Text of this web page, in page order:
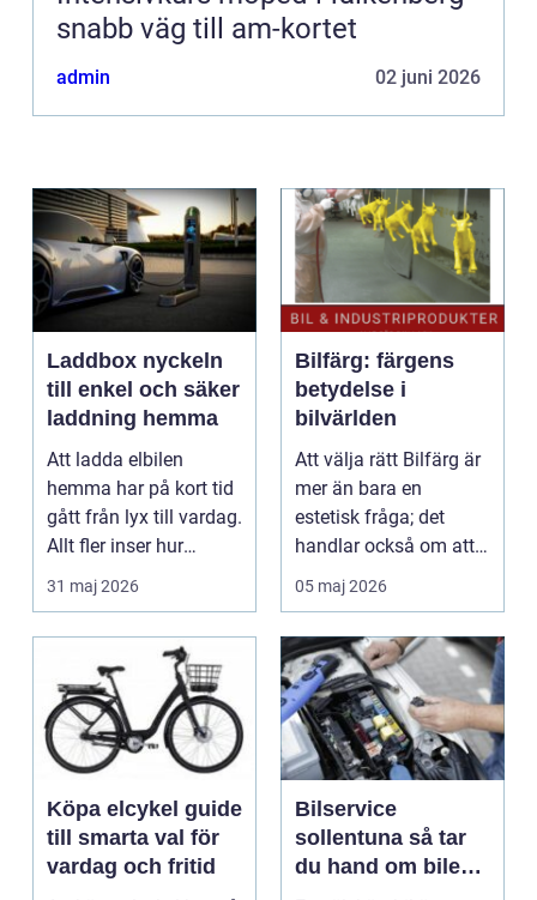
snabb väg till am-kortet
admin 02 juni 2026
Laddbox nyckeln
till enkel och säker
laddning hemma
Att ladda elbilen
hemma har på kort tid
gått från lyx till vardag.
Allt fler inser hur
smidigt det ä...
31 maj 2026
Bilfärg: färgens
betydelse i
bilvärlden
Att välja rätt Bilfärg är
mer än bara en
estetisk fråga; det
handlar också om att
förstå hur val av ...
05 maj 2026
Köpa elcykel guide
till smarta val för
vardag och fritid
Bilservice
sollentuna så tar
du hand om bilen